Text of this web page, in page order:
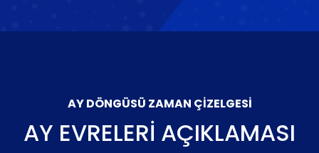
AY DÖNGÜSÜ ZAMAN ÇIZELGESI
AY EVRELERI AÇIKLAMASI